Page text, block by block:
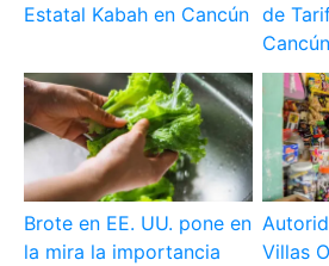
Estatal Kabah en Cancún de
Cancún
Brote en EE. UU. pone en
la mira la importancia
Villas